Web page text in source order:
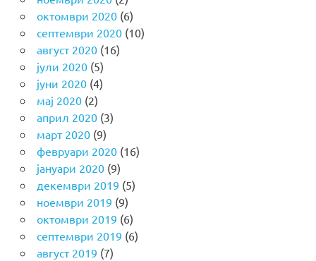
октомври 2020(6)
септември 2020(10)
август 2020(16)
јули 2020(5)
јуни 2020(4)
мај 2020(2)
април 2020(3)
март 2020(9)
февруари 2020(16)
јануари 2020(9)
декември 2019 (5)
ноември 2019 (9)
октомври 2019 (6)
септември 2019 (6)
август 2019 (7)